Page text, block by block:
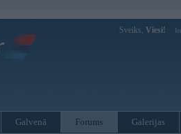
Sveiks, Viesi!
Galvenā Forums Galerijas